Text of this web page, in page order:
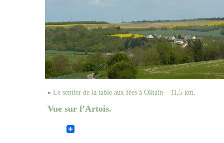
« Le sentier de la table aux fées à Olhain – 11,5 km.
Vue sur l’Artois.